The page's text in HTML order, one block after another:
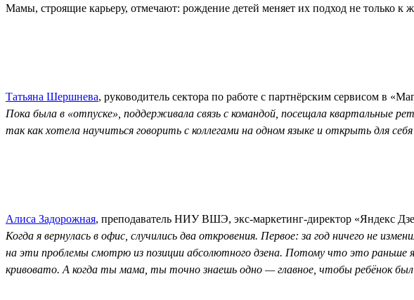
Мамы, строящие карьеру, отмечают: рождение детей меняет их подход не только к
Татьяна Шершнева, руководитель сектора по работе с партнёрским сервисом в
Пока была в «отпуске», поддерживала связь с командой, посещала квартальные
так как хотела научиться говорить с коллегами на одном языке и открыть для
Алиса Задорожная, преподаватель НИУ ВШЭ, экс‑маркетинг-директор «Яндекс
Когда я вернулась в офис, случились два откровения. Первое: за год ничего не
на эти проблемы смотрю из позиции абсолютного дзена. Потому что это
кривовато. А когда ты мама, ты точно знаешь одно — главное, чтобы ребёнок